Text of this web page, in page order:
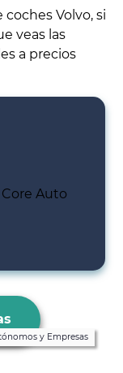
Volvo, si
veas las
a precios
y Empresas